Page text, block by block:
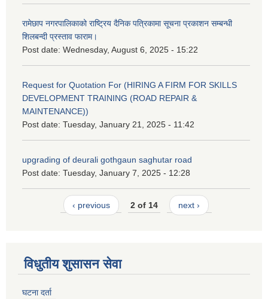
रामेछाप नगरपालिकाको राष्ट्रिय दैनिक पत्रिकामा सूचना प्रकाशन सम्बन्धी
शिलबन्दी प्रस्ताव फाराम।
Post date: Wednesday, August 6, 2025 - 15:22
Request for Quotation For (HIRING A FIRM FOR SKILLS
DEVELOPMENT TRAINING (ROAD REPAIR &
MAINTENANCE))
Post date: Tuesday, January 21, 2025 - 11:42
upgrading of deurali gothgaun saghutar road
Post date: Tuesday, January 7, 2025 - 12:28
‹ previous 2 of 14 next ›
विधुतीय शुसासन सेवा
घटना दर्ता